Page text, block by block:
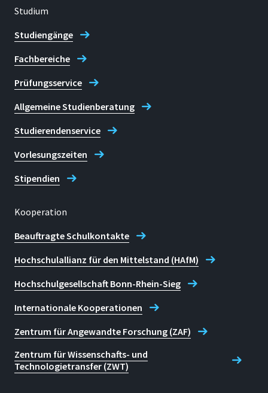
Studium
Studiengänge
Fachbereiche
Prüfungsservice
Allgemeine Studienberatung
Studierendenservice
Vorlesungszeiten
Stipendien
Kooperation
Beauftragte Schulkontakte
Hochschulallianz für den Mittelstand (HAfM)
Hochschulgesellschaft Bonn-Rhein-Sieg
Internationale Kooperationen
Zentrum für Angewandte Forschung (ZAF)
Zentrum für Wissenschafts- und
Technologietransfer (ZWT)